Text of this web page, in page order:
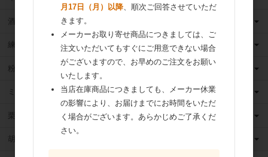
酒類
練乳
粉 乳
ミックス粉
栗・芋・かぼちゃ
胡麻
月17日（月）以降、順次ご回答させていただ
きます。
メーカーお取り寄せ商品につきましては、ご
注文いただいてもすぐにご用意できない場合
がございますので、お早めのご注文をお願い
いたします。
当店在庫商品につきましても、メーカー休業
の影響により、お届けまでにお時間をいただ
く場合がございます。あらかじめご了承くだ
さい。